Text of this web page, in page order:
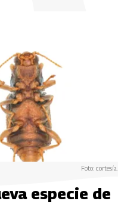
Foto: cortesía.
especie de